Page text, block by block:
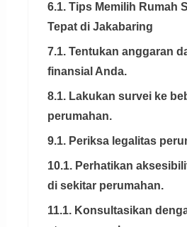
6.1. Tips Memilih Rumah
Tepat di Jakabaring
7.1. Tentukan anggaran
finansial Anda.
8.1. Lakukan survei ke
perumahan.
9.1. Periksa legalitas
10.1. Perhatikan
di sekitar perumahan.
11.1. Konsultasikan